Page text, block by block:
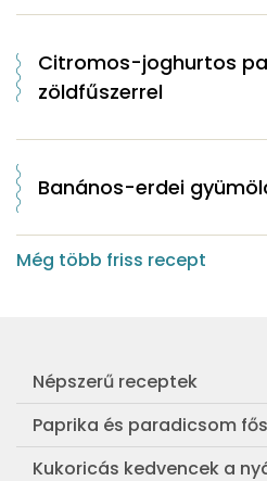
Citromos-joghurtos
zöldfűszerrel
Banános-erdei
Még több friss recept
Népszerű receptek
Frankfurti leves
Egyszerű muffin
Paprika és paradicsom
Pan con Tomate
Kukoricás kedvencek a